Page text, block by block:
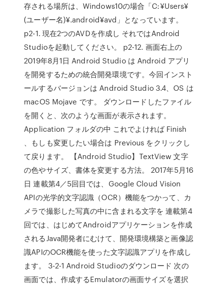
存される場所は、Windows10の場合「C:¥Users¥
(ユーザー名)¥.android¥avd」となっています。
p2-1. 現在2つのAVDを作成し それではAndroid
Studioを起動してください。 p2-12. 画面右上の
2019年8月1日 Android Studio は Android アプリ
を開発するための統合開発環境です。今回インスト
ールするバージョンは Android Studio 3.4、OS は
macOS Mojave です。 ダウンロードしたファイル
を開くと、次のような画面が表示されます。
Application フォルダの中 これでよければ Finish
、もしも変更したい場合は Previous をクリックし
て戻ります。 【Android Studio】TextView 文字
の色やサイズ、書体を変更する方法。 2017年5月16
日 連載第4／5回目では、Google Cloud Vision
APIの光学的文字認識（OCR）機能をつかって、カ
メラで撮影した写真の中に含まれる文字を 連載第4
回では、はじめてAndroidアプリケーションを作成
されるJava開発者にむけて、開発環境構築と画像認
識APIのOCR機能を使った文字認識アプリを作成し
ます。 3-2-1 Android Studioのダウンロード 次の
画面では、作成するEmulatorの画面サイズを選択